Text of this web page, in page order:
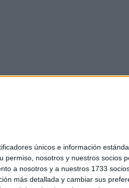
únicos e información
permiso, nosotros y nuestros socios
a nosotros y a nuestros 1733
más detallada y cambiar sus